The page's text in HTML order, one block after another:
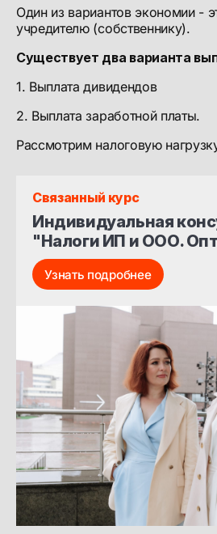
Один из вариантов экономии -
учредителю (собственнику).
Существует два варианта
1. Выплата дивидендов
2. Выплата заработной платы.
Рассмотрим налоговую
Связанный курс
Индивидуальная
"Налоги ИП и ООО.
Узнать подробнее